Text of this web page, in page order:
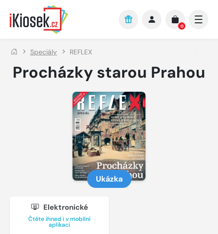
Přejít na hlavní obsah
0
Speciály REFLEX
Procházky starou Prahou
Ukázka
Elektronické
Čtěte ihned i v mobilní
aplikaci